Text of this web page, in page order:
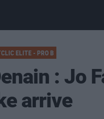
ELITE - PRO B
: Jo
arrive